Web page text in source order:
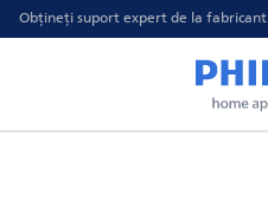
Obțineți suport expert de la fabricant